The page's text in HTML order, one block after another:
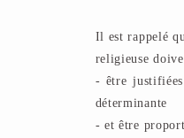
Il est rappelé
religieuse
- être
déterminante
- et être